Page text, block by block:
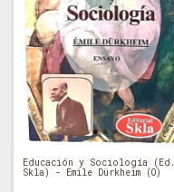
Educación y Sociología (Ed.
Skla) - Emile Dürkheim (O)